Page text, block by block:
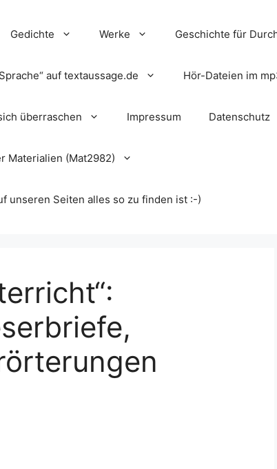
Gedichte Werke Geschichte für
auf textaussage.de Hör-Dateien im
überraschen Impressum Datenschutz
Materialien (Mat2982)
unseren Seiten alles so zu finden ist :-)